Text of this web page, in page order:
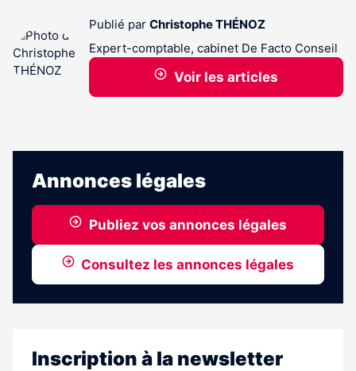
Publié par Christophe THÉNOZ
Expert-comptable, cabinet De Facto Conseil
Voir les articles
Annonces légales
Publiez vos annonces légales
Consultez les annonces légales
Inscription à la newsletter